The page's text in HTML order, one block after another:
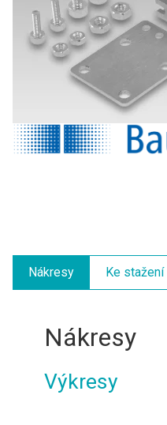
Nákresy Ke stažení
Nákresy
Výkresy